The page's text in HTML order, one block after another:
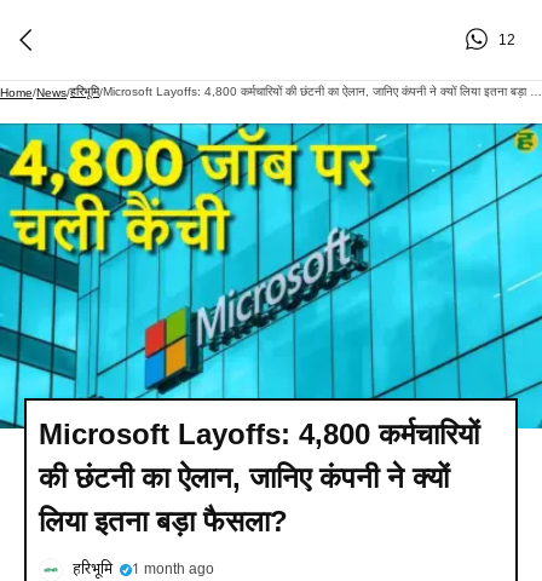
12
Home/News/हरिभूमि/
Microsoft Layoffs: 4,800 कर्मचारियों
की छंटनी का ऐलान, जानिए कंपनी ने क्यों
लिया इतना बड़ा फैसला?
हरिभूमि 1 month ago